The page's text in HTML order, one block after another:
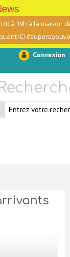
Connexion
à 19h à la maison
ICI